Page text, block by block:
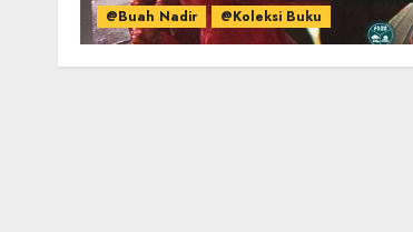
@Buah Nadir @Koleksi Buku